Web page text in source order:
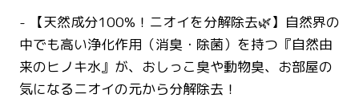
- 【天然成分100%！ニオイを分解除去🌿】自然界の
中でも高い浄化作用（消臭・除菌）を持つ『自然由
来のヒノキ水』が、おしっこ臭や動物臭、お部屋の
気になるニオイの元から分解除去！